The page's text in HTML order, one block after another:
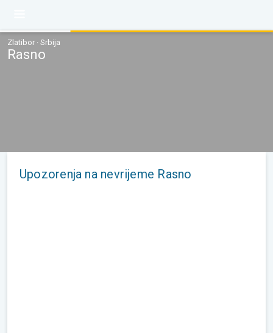
Zlatibor · Srbija
Rasno
Upozorenja na nevrijeme Rasno